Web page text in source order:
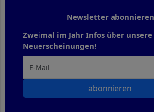
Newsletter abonnieren
Zweimal im Jahr Infos über unsere
Neuerscheinungen!
abonnieren